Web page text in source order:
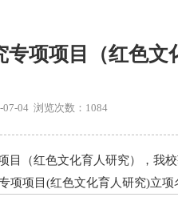
项项目（红色文
04 浏览次数： 1084
（红色文化育人研究），我
项项目(红色文化育人研究)立项